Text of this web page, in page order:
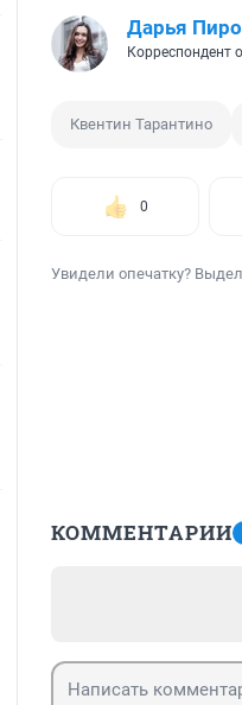
Дарья
Корреспондент
Квентин Тарантино
0
Увидели опечатку?
КОММЕНТАРИИ